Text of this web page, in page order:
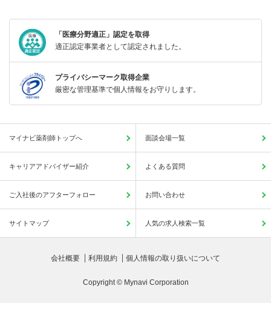
「医療分野適正」認定を取得
適正認定事業者として認定されました。
プライバシーマーク取得企業
厳密な管理基準で個人情報をお守りします。
マイナビ薬剤師トップへ 面談会場一覧
キャリアアドバイザー紹介 よくある質問
ご入社後のアフターフォロー お問い合わせ
サイトマップ 人気の求人検索一覧
会社概要 利用規約 個人情報の取り扱いについて
Copyright © Mynavi Corporation